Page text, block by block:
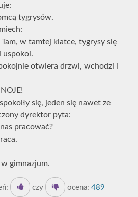
tygrysów.
w tamtej klatce, tygrysy się
uspokoi.
otwiera drzwi, wchodzi i
się, jeden się nawet ze
dyrektor pyta:
pracować?
gimnazjum.
czy ocena: 489